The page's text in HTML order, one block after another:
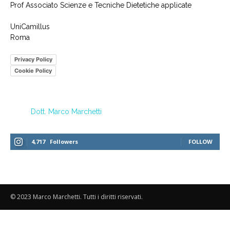
Prof Associato Scienze e Tecniche Dietetiche applicate
UniCamillus
Roma
Privacy Policy
Cookie Policy
Dott. Marco Marchetti
4,717 Followers FOLLOW
© 2023 Marco Marchetti. Tutti i diritti riservati.